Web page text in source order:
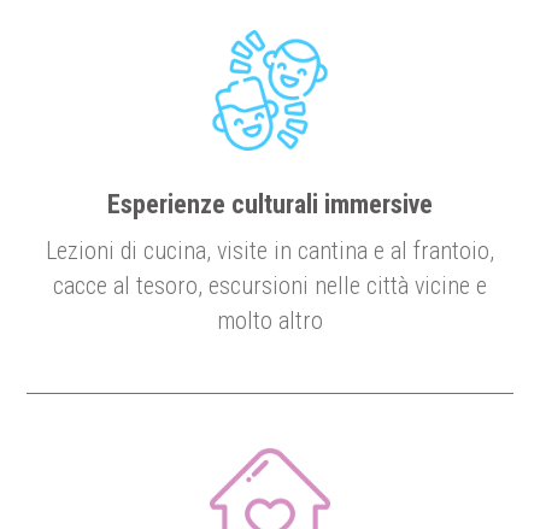
Esperienze culturali immersive
Lezioni di cucina, visite in cantina e al frantoio,
cacce al tesoro, escursioni nelle città vicine e
molto altro